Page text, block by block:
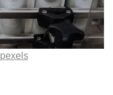
pexels